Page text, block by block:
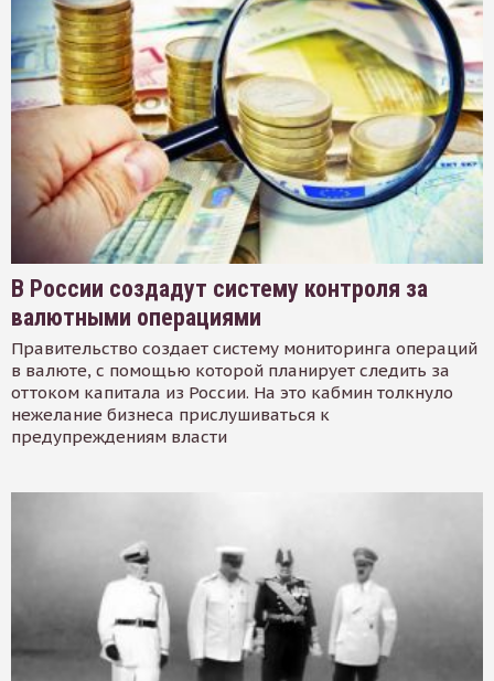
В России создадут систему контроля за
валютными операциями
Правительство создает систему мониторинга операций
в валюте, с помощью которой планирует следить за
оттоком капитала из России. На это кабмин толкнуло
нежелание бизнеса прислушиваться к
предупреждениям власти